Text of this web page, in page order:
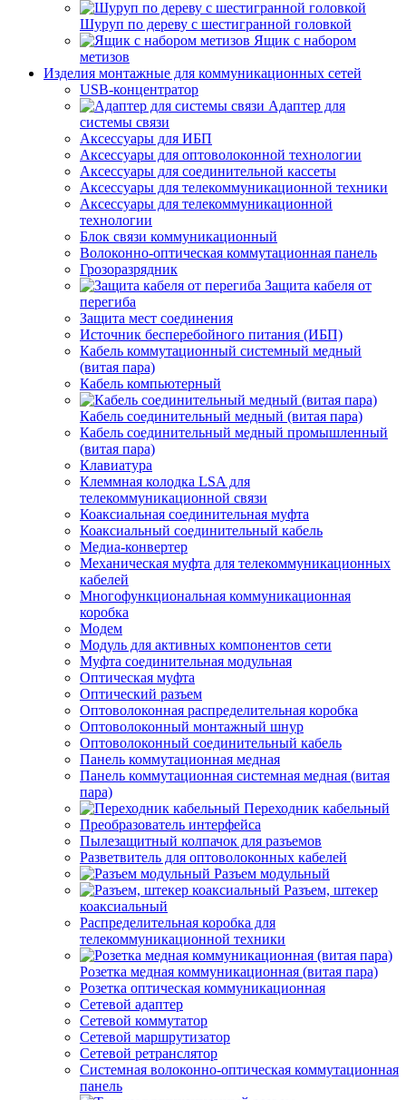
Шуруп по дереву с шестигранной головкой
Ящик с набором
метизов
Изделия монтажные для коммуникационных сетей
USB-концентратор
Адаптер для
системы связи
Аксессуары для ИБП
Аксессуары для оптоволоконной технологии
Аксессуары для соединительной кассеты
Аксессуары для телекоммуникационной техники
Аксессуары для телекоммуникационной
технологии
Блок связи коммуникационный
Волоконно-оптическая коммутационная панель
Грозоразрядник
Защита кабеля от
перегиба
Защита мест соединения
Источник бесперебойного питания (ИБП)
Кабель коммутационный системный медный
(витая пара)
Кабель компьютерный
Кабель соединительный медный (витая пара)
Кабель соединительный медный промышленный
(витая пара)
Клавиатура
Клеммная колодка LSA для
телекоммуникационной связи
Коаксиальная соединительная муфта
Коаксиальный соединительный кабель
Медиа-конвертер
Механическая муфта для телекоммуникационных
кабелей
Многофункциональная коммуникационная
коробка
Модем
Модуль для активных компонентов сети
Муфта соединительная модульная
Оптическая муфта
Оптический разъем
Оптоволоконная распределительная коробка
Оптоволоконный монтажный шнур
Оптоволоконный соединительный кабель
Панель коммутационная медная
Панель коммутационная системная медная (витая
пара)
Переходник кабельный
Преобразователь интерфейса
Пылезащитный колпачок для разъемов
Разветвитель для оптоволоконных кабелей
Разъем модульный
Разъем, штекер
коаксиальный
Распределительная коробка для
телекоммуникационной техники
Розетка медная коммуникационная (витая пара)
Розетка оптическая коммуникационная
Сетевой адаптер
Сетевой коммутатор
Сетевой маршрутизатор
Сетевой ретранслятор
Системная волоконно-оптическая коммутационная
панель